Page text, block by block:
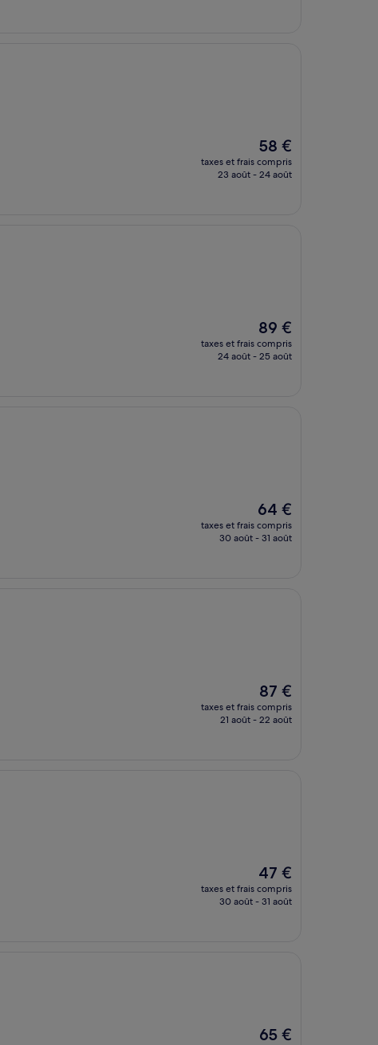
Le
nouveau
prix
58 €
taxes et frais compris
23 août - 24 août
Le
nouveau
prix
89 €
taxes et frais compris
24 août - 25 août
Le
nouveau
prix
64 €
taxes et frais compris
30 août - 31 août
Le
nouveau
prix
87 €
taxes et frais compris
21 août - 22 août
Le
nouveau
prix
47 €
taxes et frais compris
30 août - 31 août
Le
65 €